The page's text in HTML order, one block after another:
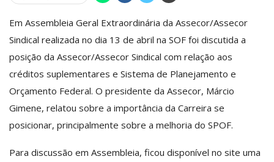
Em Assembleia Geral Extraordinária da Assecor/Assecor
Sindical realizada no dia 13 de abril na SOF foi discutida a
posição da Assecor/Assecor Sindical com relação aos
créditos suplementares e Sistema de Planejamento e
Orçamento Federal. O presidente da Assecor, Márcio
Gimene, relatou sobre a importância da Carreira se
posicionar, principalmente sobre a melhoria do SPOF.
Para discussão em Assembleia, ficou disponível no site uma